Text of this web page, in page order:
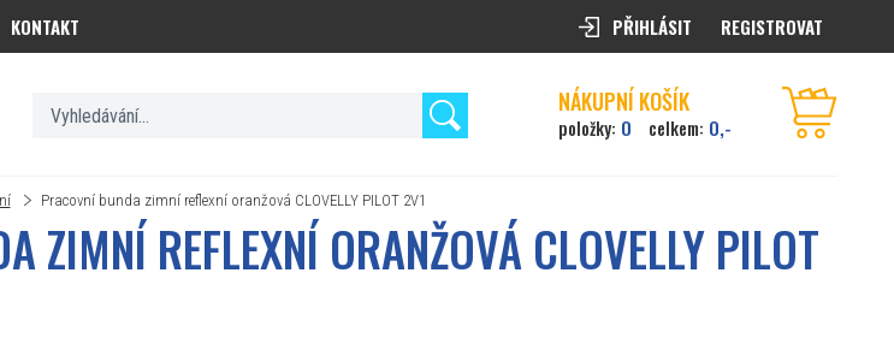
Pracovní bunda zimní reflexní oranžová CLOVELLY PILOT 2V1
ZIMNÍ REFLEXNÍ ORANŽOVÁ CLOVELLY PILOT
KONTAKT PŘIHLÁSIT REGISTROVAT
NÁKUPNÍ KOŠÍK
položky: 0 celkem: 0,-